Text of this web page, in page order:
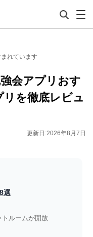
れています
会アプリおす
を徹底レビュ
更新日:2026年8月7日
選
ルームが開放